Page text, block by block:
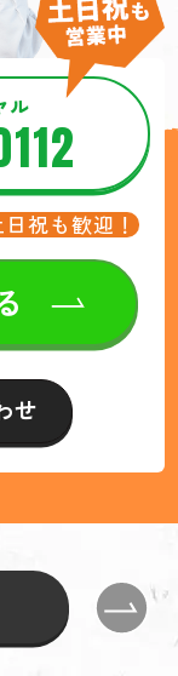
ル
日祝も歓迎！
せ